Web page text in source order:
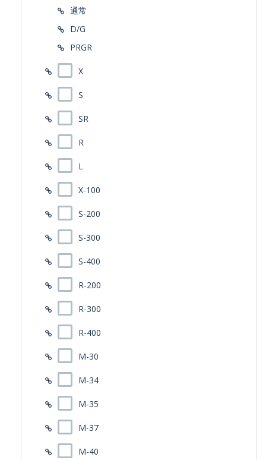
通常
D/G
PRGR
X
S
SR
R
L
X-100
S-200
S-300
S-400
R-200
R-300
R-400
M-30
M-34
M-35
M-37
M-40